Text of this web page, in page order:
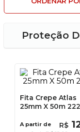
Proteção
Fita Crepe Atlas
25mm X 50m
A partir de R$